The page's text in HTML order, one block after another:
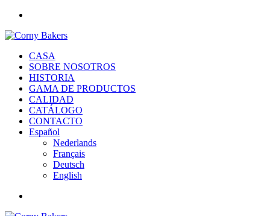
CASA
SOBRE NOSOTROS
HISTORIA
GAMA DE PRODUCTOS
CALIDAD
CATÁLOGO
CONTACTO
Español
Nederlands
Français
Deutsch
English